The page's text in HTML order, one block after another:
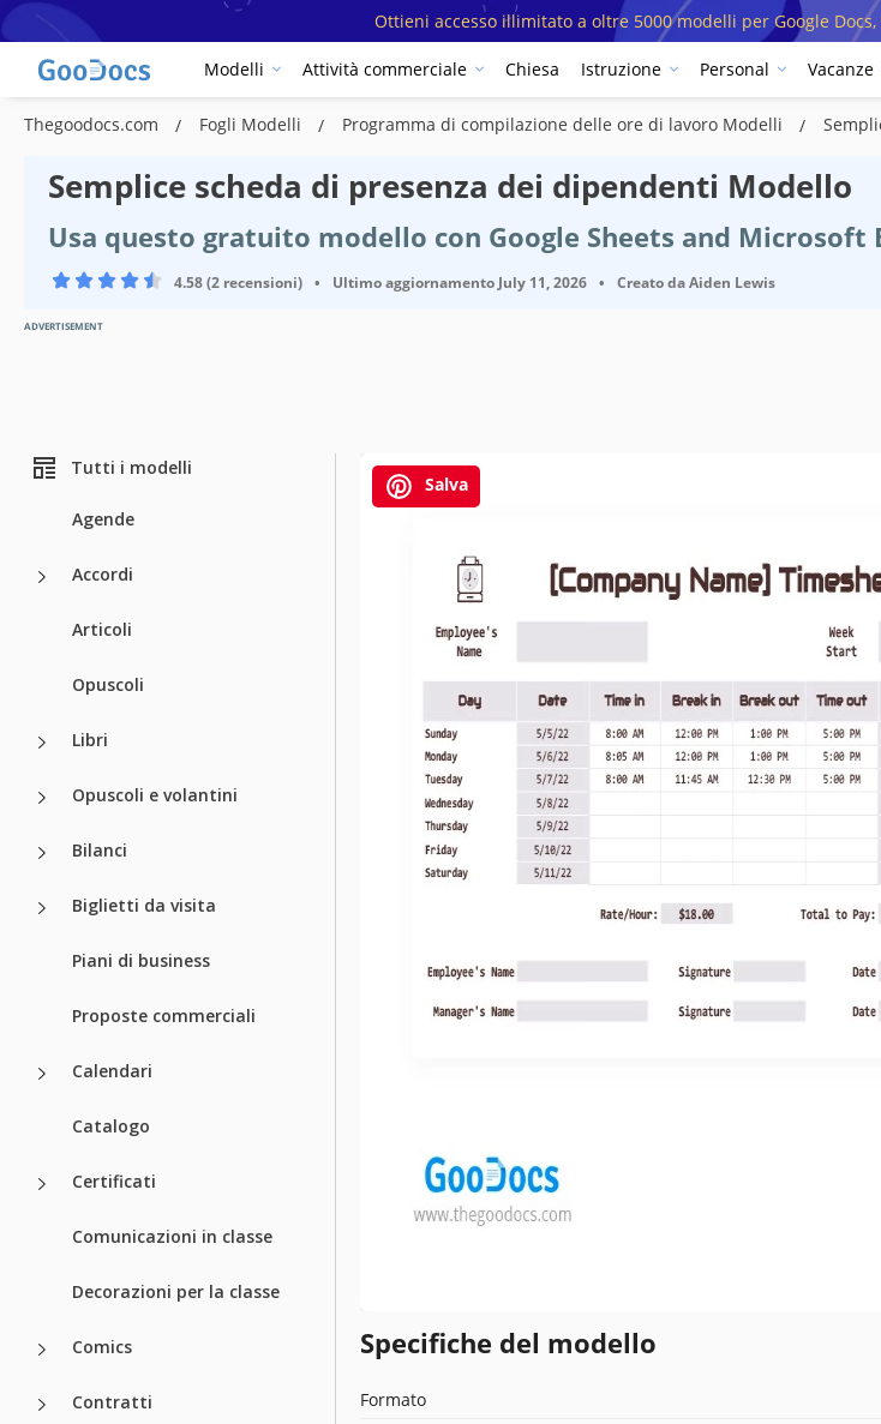
Ottieni accesso illimitato a oltre 5000 modelli per Google Docs,
Modelli Attività commerciale Chiesa Istruzione Personal Vacanze
Thegoodocs.com Fogli Modelli Programma di compilazione delle ore di lavoro Modelli
Semplice scheda di presenza dei dipendenti Modello
Usa questo gratuito modello con Google Sheets and Microsoft
4.58 (2 recensioni) • Ultimo aggiornamento July 11, 2026 • Creato daAiden Lewis
ADVERTISEMENT
Tutti i modelli
Agende
Accordi
Articoli
Opuscoli
Libri
Opuscoli e volantini
Bilanci
Biglietti da visita
Piani di business
Proposte commerciali
Calendari
Catalogo
Certificati
Comunicazioni in classe
Decorazioni per la classe
Comics
Contratti
Salva
Specifiche del modello
Formato